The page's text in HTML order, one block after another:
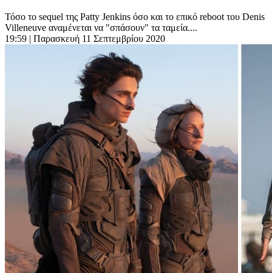
Τόσο το sequel της Patty Jenkins όσο και το επικό reboot του Denis
Villeneuve αναμένεται να "σπάσουν" τα ταμεία....
19:59 | Παρασκευή 11 Σεπτεμβρίου 2020